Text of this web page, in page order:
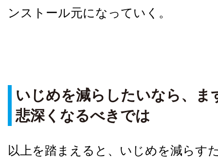
ンストール元になっていく。
いじめを減らしたいなら、ま
悲深くなるべきでは
以上を踏まえると、いじめを減らす